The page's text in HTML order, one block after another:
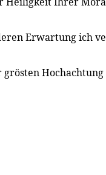
Erwartung ich